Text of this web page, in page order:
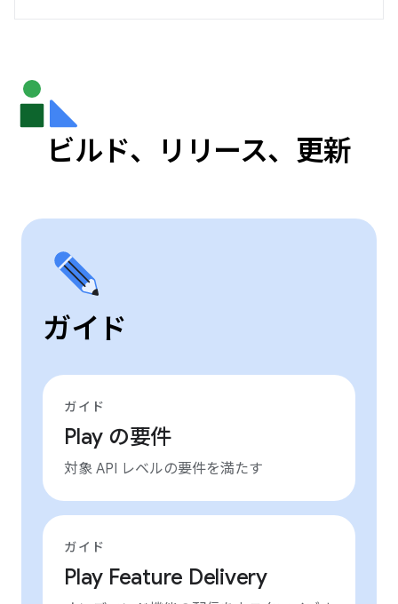
ビルド、リリース、更新
ガイド
ガイド
Play の要件
対象 API レベルの要件を満たす
ガイド
Play Feature Delivery